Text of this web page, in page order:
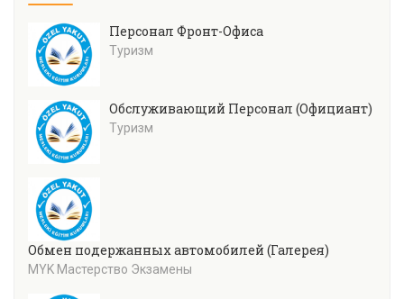
Персонал Фронт-Офиса
Туризм
Обслуживающий Персонал (Официант)
Туризм
Обмен подержанных автомобилей (Галерея)
MYK Мастерство Экзамены